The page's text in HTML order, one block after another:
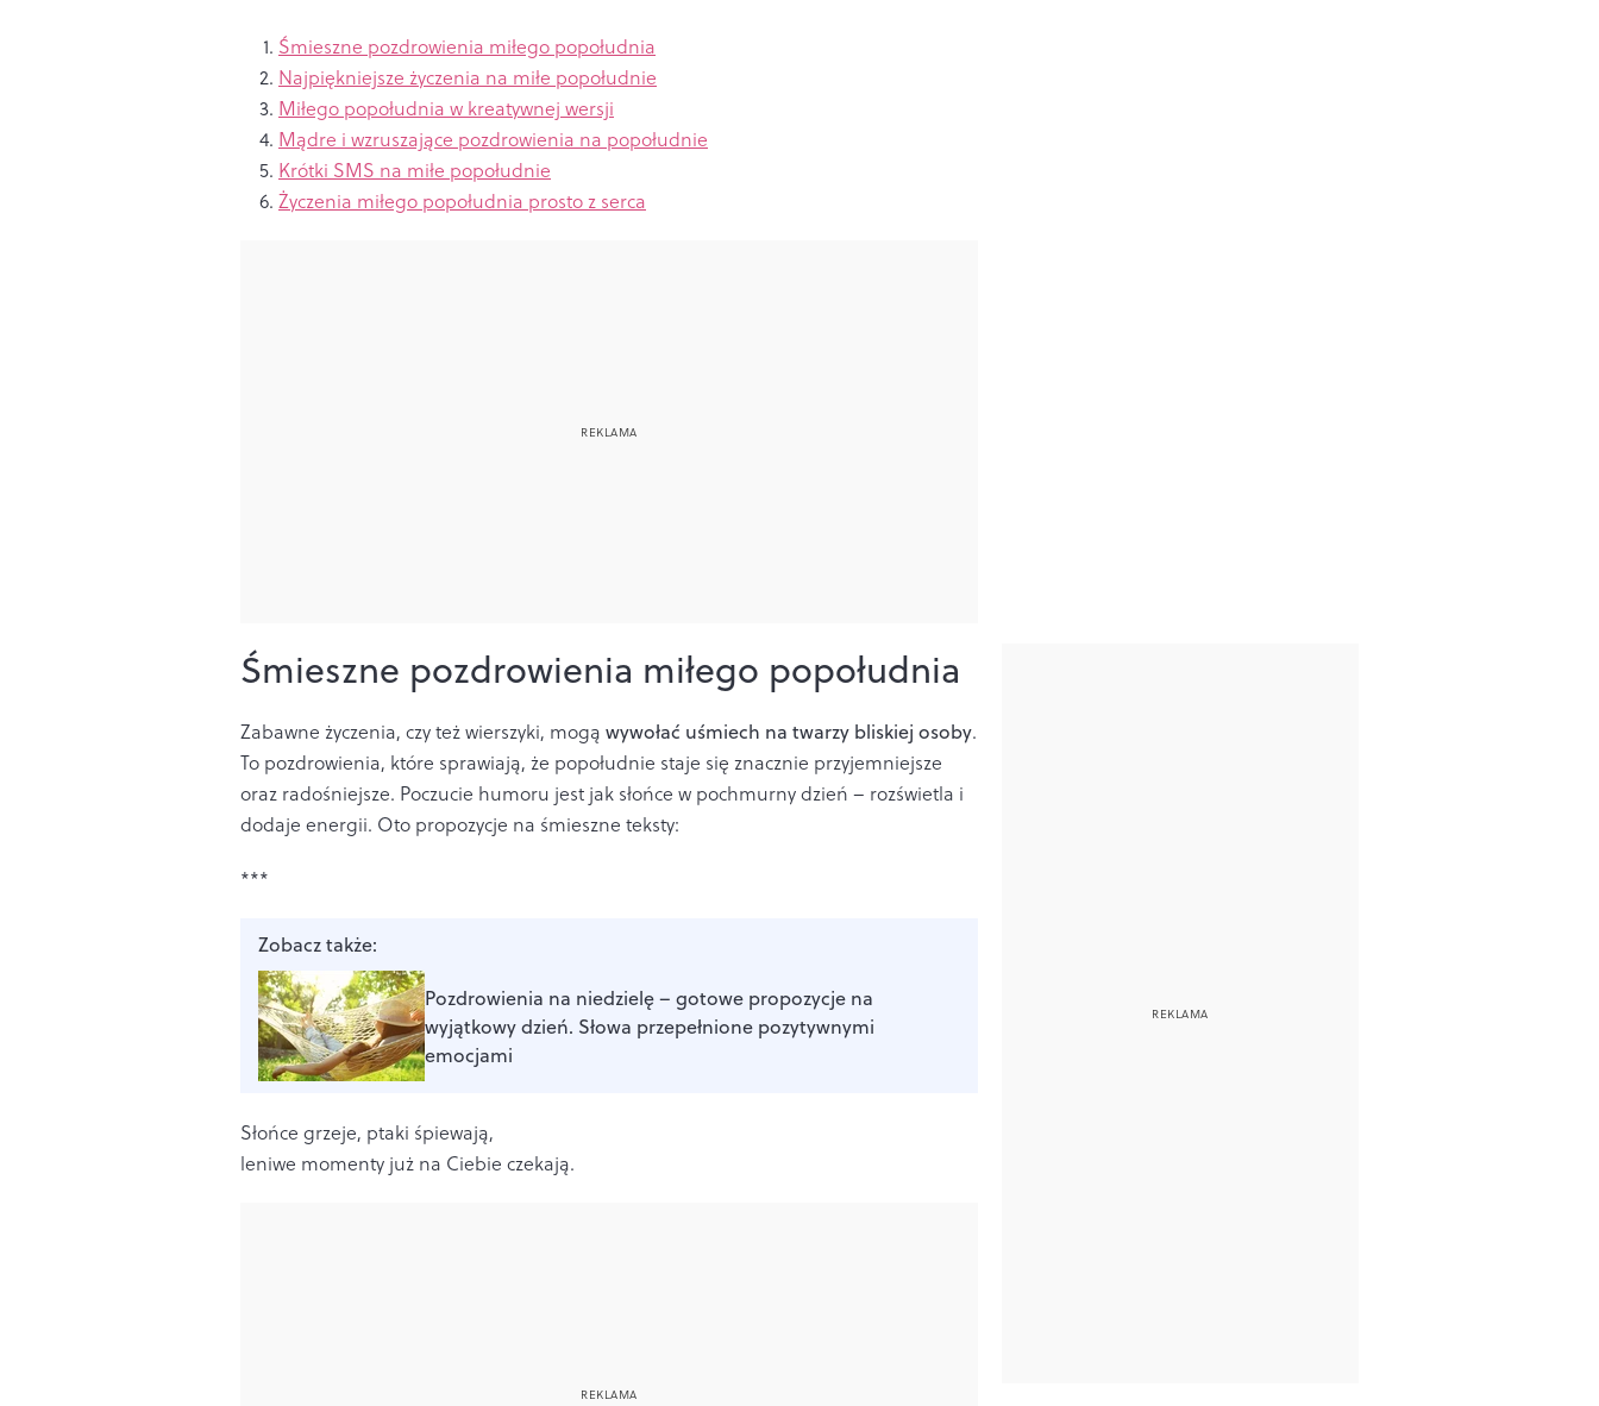
Śmieszne pozdrowienia miłego popołudnia
Najpiękniejsze życzenia na miłe popołudnie
Miłego popołudnia w kreatywnej wersji
Mądre i wzruszające pozdrowienia na popołudnie
Krótki SMS na miłe popołudnie
Życzenia miłego popołudnia prosto z serca
Śmieszne pozdrowienia miłego popołudnia
Zabawne życzenia, czy też wierszyki, mogą wywołać uśmiech na twarzy bliskiej osoby.
To pozdrowienia, które sprawiają, że popołudnie staje się znacznie przyjemniejsze
oraz radośniejsze. Poczucie humoru jest jak słońce w pochmurny dzień – rozświetla i
dodaje energii. Oto propozycje na śmieszne teksty:
***
Zobacz także:
Pozdrowienia na niedzielę – gotowe propozycje na
wyjątkowy dzień. Słowa przepełnione pozytywnymi
emocjami
Słońce grzeje, ptaki śpiewają,
leniwe momenty już na Ciebie czekają.